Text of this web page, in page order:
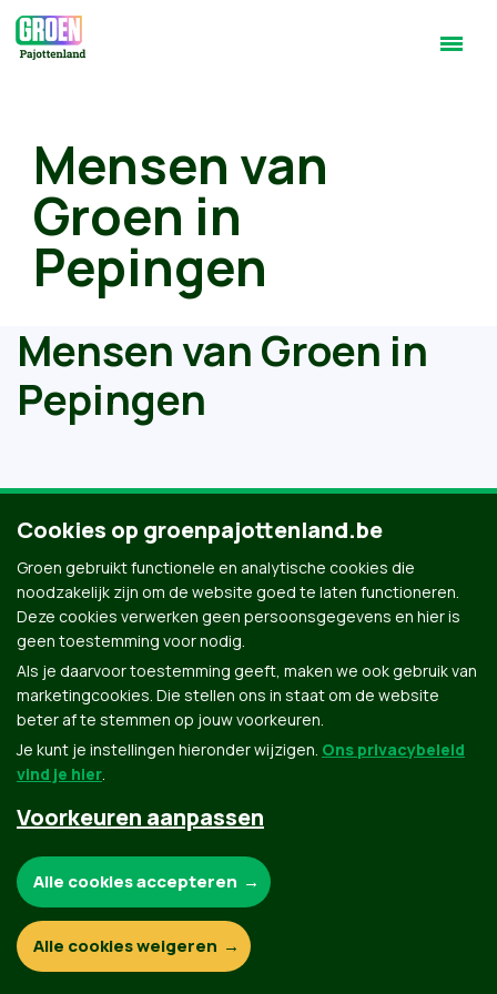
Mensen van
Groen in
Pepingen
Mensen van Groen in
Pepingen
Groen.be
© Copyright Groen 2026 | Gemaakt met NationBuilder
Contact Privacybeleid
Cookies op groenpajottenland.be
Groen gebruikt functionele en analytische cookies die
noodzakelijk zijn om de website goed te laten functioneren.
Deze cookies verwerken geen persoonsgegevens en hier is
geen toestemming voor nodig.
Als je daarvoor toestemming geeft, maken we ook gebruik van
marketingcookies. Die stellen ons in staat om de website
beter af te stemmen op jouw voorkeuren.
Je kunt je instellingen hieronder wijzigen. Ons privacybeleid
vind je hier.
Voorkeuren aanpassen
Functionele en analytische cookies:
Alle cookies accepteren
Alle cookies weigeren